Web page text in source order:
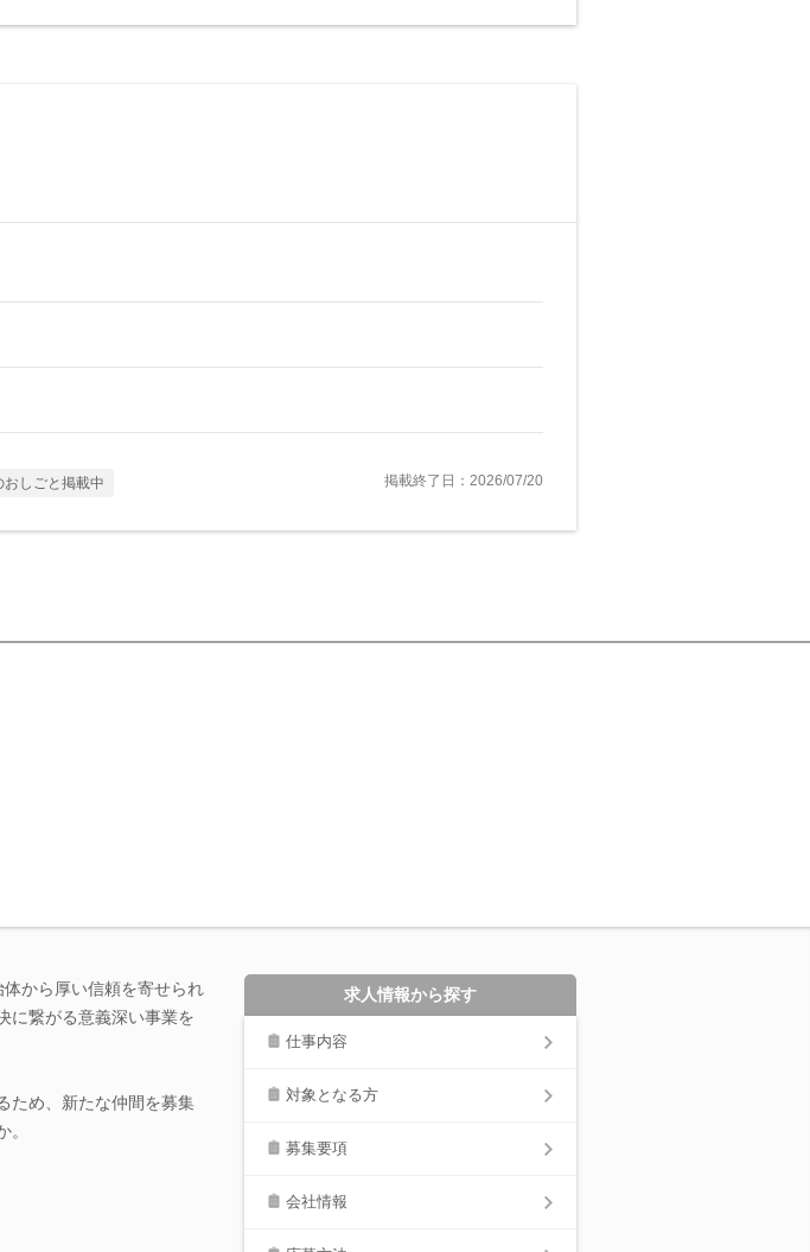
おしごと掲載中 掲載終了日：2026/07/20
から厚い信頼を寄せられ
に繋がる意義深い事業を
ため、新たな仲間を募集
求人情報から探す
仕事内容
対象となる方
募集要項
会社情報